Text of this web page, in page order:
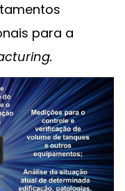
para a